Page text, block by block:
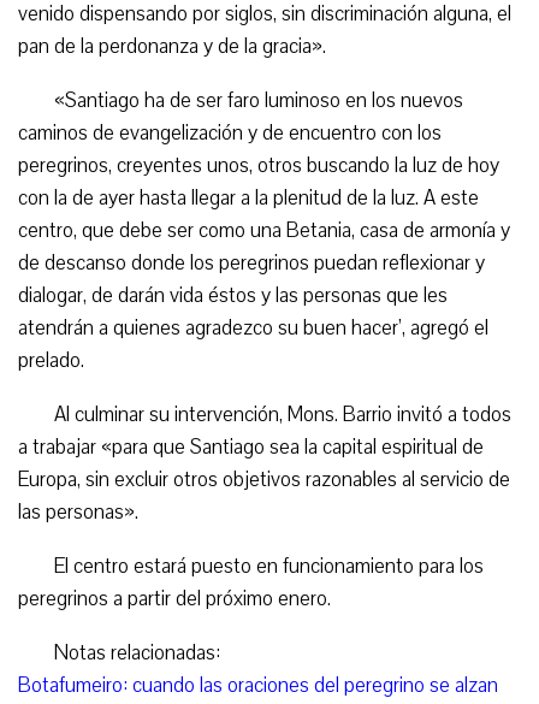
venido dispensando por siglos, sin discriminación alguna, el
pan de la perdonanza y de la gracia».
«Santiago ha de ser faro luminoso en los nuevos
caminos de evangelización y de encuentro con los
peregrinos, creyentes unos, otros buscando la luz de hoy
con la de ayer hasta llegar a la plenitud de la luz. A este
centro, que debe ser como una Betania, casa de armonía y
de descanso donde los peregrinos puedan reflexionar y
dialogar, de darán vida éstos y las personas que les
atendrán a quienes agradezco su buen hacer’, agregó el
prelado.
Al culminar su intervención, Mons. Barrio invitó a todos
a trabajar «para que Santiago sea la capital espiritual de
Europa, sin excluir otros objetivos razonables al servicio de
las personas».
El centro estará puesto en funcionamiento para los
peregrinos a partir del próximo enero.
Notas relacionadas:
Botafumeiro: cuando las oraciones del peregrino se alzan